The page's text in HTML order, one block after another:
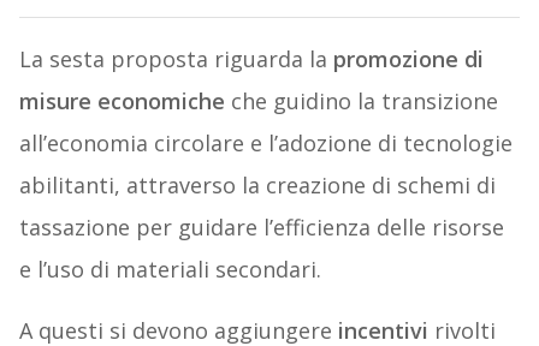
La sesta proposta riguarda la promozione di
misure economiche che guidino la transizione
all’economia circolare e l’adozione di tecnologie
abilitanti, attraverso la creazione di schemi di
tassazione per guidare l’efficienza delle risorse
e l’uso di materiali secondari.
A questi si devono aggiungere incentivi rivolti